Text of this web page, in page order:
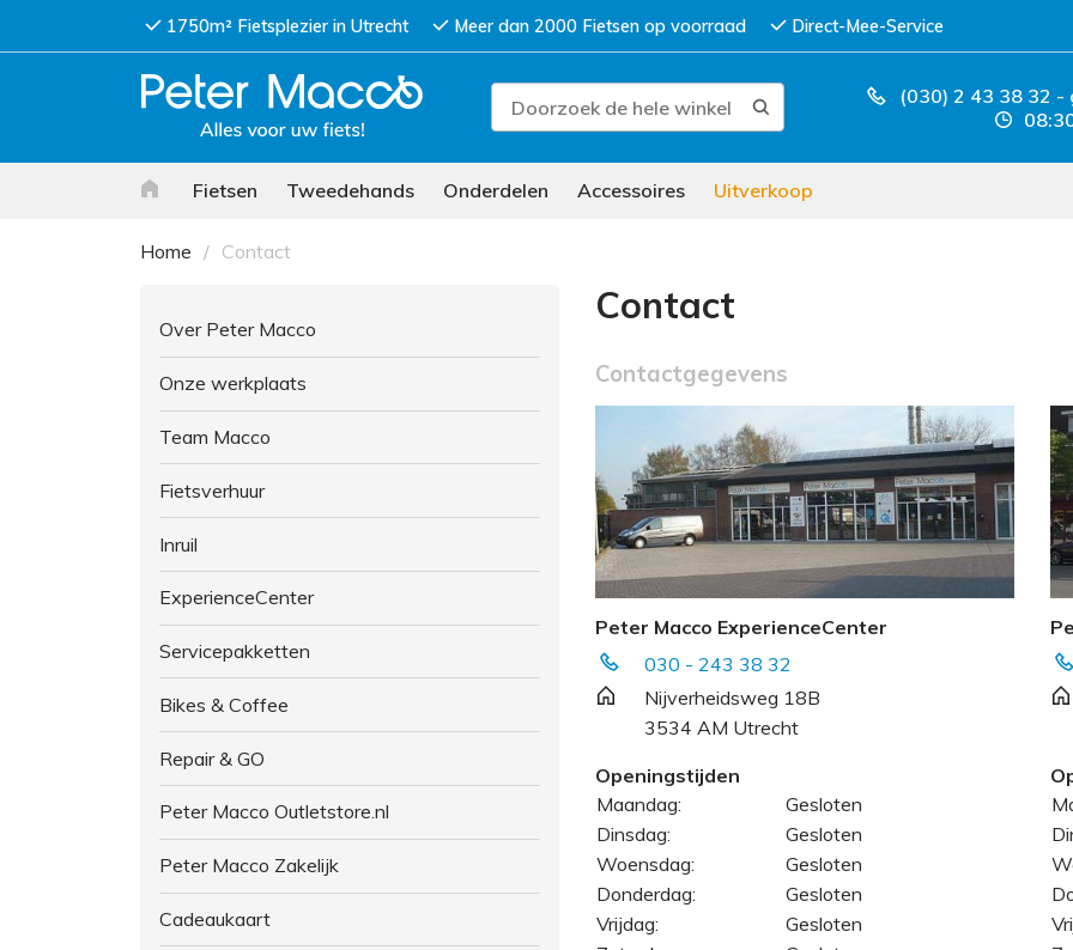
1750m² Fietsplezier in Utrecht Meer dan 2000 Fietsen op voorraad Direct-Mee-Service
(030) 2 43 38 32 -
Fietsen Tweedehands Onderdelen Accessoires Uitverkoop
Home Contact
Contact
Contactgegevens
Peter Macco ExperienceCenter
030 - 243 38 32
Nijverheidsweg 18B
3534 AM Utrecht
Openingstijden
Maandag:
Gesloten
Dinsdag:
Gesloten
Woensdag:
Gesloten
Donderdag:
Gesloten
Vrijdag:
Gesloten
Over Peter Macco
Onze werkplaats
Team Macco
Fietsverhuur
Inruil
ExperienceCenter
Servicepakketten
Bikes & Coffee
Repair & GO
Peter Macco Outletstore.nl
Peter Macco Zakelijk
Cadeaukaart